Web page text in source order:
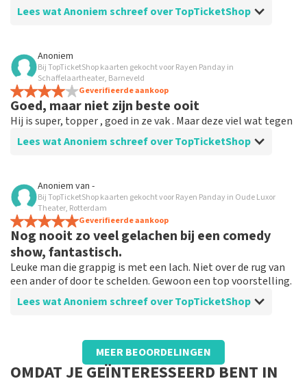
Lees wat Anoniem schreef over TopTicketShop
Beoordeling van Anoniem over
Eenvoudig bestel site
Tickets eenvoudig te bestellen als een voorstelling is
uitverkocht
Anoniem
Bij TopTicketShop kaarten gekocht voor Rayen Panday in
Schaffelaartheater, Barneveld
Geverifieerde aankoop
Goed, maar niet zijn beste ooit
Hij is super, topper , goed in ze vak . Maar deze viel wat tegen
Lees wat Anoniem schreef over TopTicketShop
Beoordeling van Anoniem over
Prima , maar duur
Goede service
Anoniem van -
Bij TopTicketShop kaarten gekocht voor Rayen Panday in Oude Luxor
Theater, Rotterdam
Geverifieerde aankoop
Nog nooit zo veel gelachen bij een comedy
show, fantastisch.
Leuke man die grappig is met een lach. Niet over de rug van
een ander of door te schelden. Gewoon een top voorstelling.
Lees wat Anoniem schreef over TopTicketShop
Beoordeling van Anoniem overTopTicketShop
prima.
MEER BEOORDELINGEN
OMDAT JE GEÏNTERESSEERD BENT IN